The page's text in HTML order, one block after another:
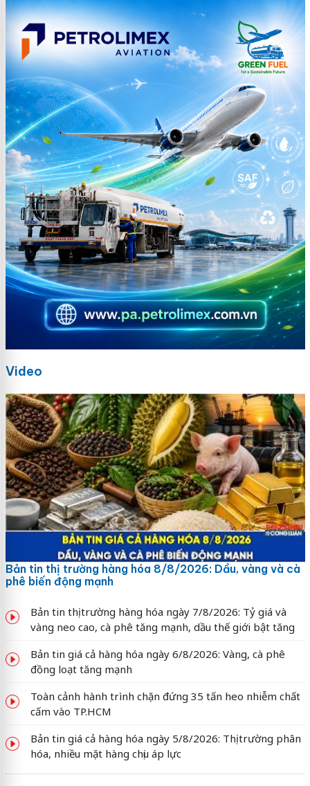
Video
Bản tin thị trường hàng hóa 8/8/2026: Dầu, vàng và cà
phê biến động mạnh
Bản tin thị trường hàng hóa ngày 7/8/2026: Tỷ giá và
vàng neo cao, cà phê tăng mạnh, dầu thế giới bật tăng
Bản tin giá cả hàng hóa ngày 6/8/2026: Vàng, cà phê
đồng loạt tăng mạnh
Toàn cảnh hành trình chặn đứng 35 tấn heo nhiễm chất
cấm vào TP.HCM
Bản tin giá cả hàng hóa ngày 5/8/2026: Thị trường phân
hóa, nhiều mặt hàng chịu áp lực